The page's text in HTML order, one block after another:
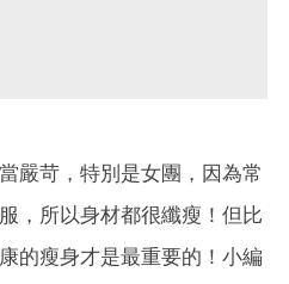
嚴苛，特別是女團，因為常
，所以身材都很纖瘦！但比
的瘦身才是最重要的！小編